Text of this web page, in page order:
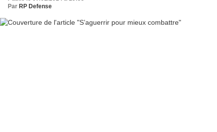
Par RP Defense